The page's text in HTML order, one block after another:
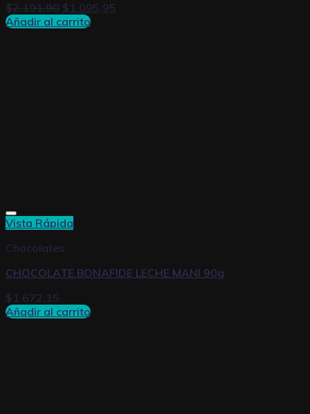
$2.191,90 $1.095,95
Añadir al carrito
Vista Rápida
Chocolates
CHOCOLATE BONAFIDE LECHE MANI 90g
$1.672,15
Añadir al carrito